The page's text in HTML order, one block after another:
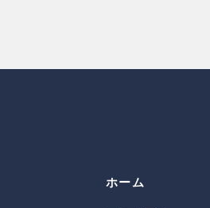
ホーム